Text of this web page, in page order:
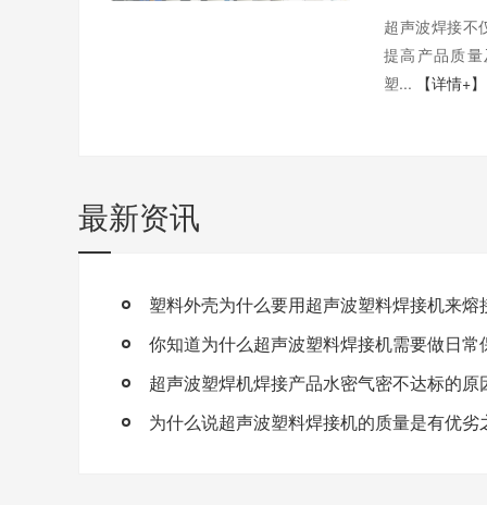
超声波焊接不
提高产品质
塑...
【详情+】
最新资讯
塑料外壳为什么要用超声波塑料焊接机来熔
你知道为什么超声波塑料焊接机需要做日常
超声波塑焊机焊接产品水密气密不达标的原
为什么说超声波塑料焊接机的质量是有优劣